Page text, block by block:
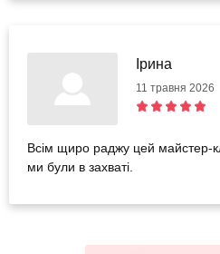
Ірина
11 травня 2026
Всім щиро раджу цей майстер-
ми були в захваті.